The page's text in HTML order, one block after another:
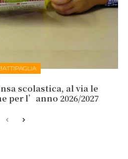
scolastica, al via le
per l’anno 2026/2027